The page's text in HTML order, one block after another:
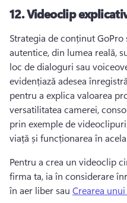
12.Videoclip
Strategia de conținut
autentice, din lumea reală,
loc de dialoguri sau
evidențiază adesea
pentru a explica valoarea
versatilitatea camerei,
prin exemple de
viață și funcționarea în
Pentru a crea un videoclip
firma ta, ia în considerare
în aer liber sau Crearea